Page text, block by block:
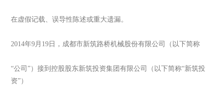
在虚假记载、误导性陈述或重大遗漏。
2014年9月19日，成都市新筑路桥机械股份有限公司（以下简称
“公司”）接到控股股东新筑投资集团有限公司（以下简称“新筑投
资”）